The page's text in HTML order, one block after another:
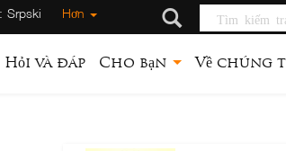
Srpski Hơn
Tìm
web này
Hỏi và đáp Cho bạn Về chúng